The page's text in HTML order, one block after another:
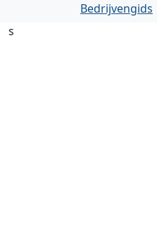
Bedrijvengids
s